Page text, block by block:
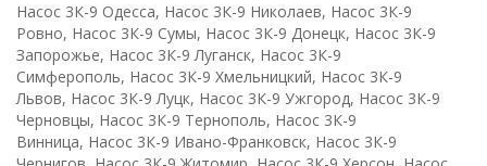
Насос 3К-9 Одесса, Насос 3К-9 Николаев, Насос 3К-9
Ровно, Насос 3К-9 Сумы, Насос 3К-9 Донецк, Насос 3К-9
Запорожье, Насос 3К-9 Луганск, Насос 3К-9
Симферополь, Насос 3К-9 Хмельницкий, Насос 3К-9
Львов, Насос 3К-9 Луцк, Насос 3К-9 Ужгород, Насос 3К-9
Черновцы, Насос 3К-9 Тернополь, Насос 3К-9
Винница, Насос 3К-9 Ивано-Франковск, Насос 3К-9